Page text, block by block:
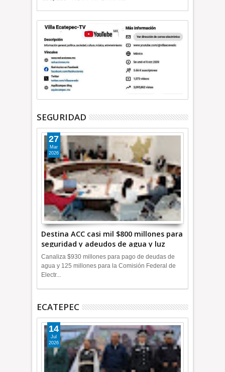
SEGURIDAD
Destina ACC casi mil $800 millones para
seguridad y adeudos de agua y luz
+Video
27
Mar
2026
Canaliza $930 millones para pago de deudas de
agua y 125 millones para la Comisión Federal de
Electr...
ECATEPEC
14
Jul
2026